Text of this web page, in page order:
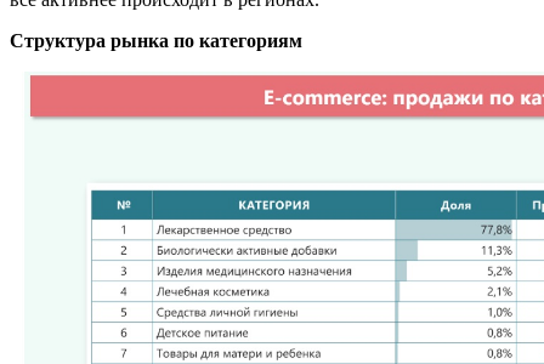
Структура рынка по категориям